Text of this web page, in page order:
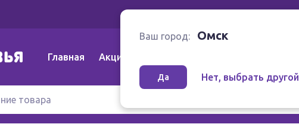
Главная Акции
Ваш город: Омск
Да Нет, выбрать другой